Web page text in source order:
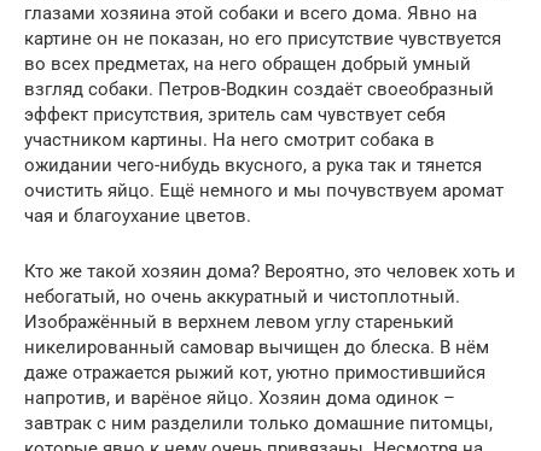
глазами хозяина этой собаки и всего дома. Явно на
картине он не показан, но его присутствие чувствуется
во всех предметах, на него обращен добрый умный
взгляд собаки. Петров-Водкин создаёт своеобразный
эффект присутствия, зритель сам чувствует себя
участником картины. На него смотрит собака в
ожидании чего-нибудь вкусного, а рука так и тянется
очистить яйцо. Ещё немного и мы почувствуем аромат
чая и благоухание цветов.
Кто же такой хозяин дома? Вероятно, это человек хоть и
небогатый, но очень аккуратный и чистоплотный.
Изображённый в верхнем левом углу старенький
никелированный самовар вычищен до блеска. В нём
даже отражается рыжий кот, уютно примостившийся
напротив, и варёное яйцо. Хозяин дома одинок –
завтрак с ним разделили только домашние питомцы,